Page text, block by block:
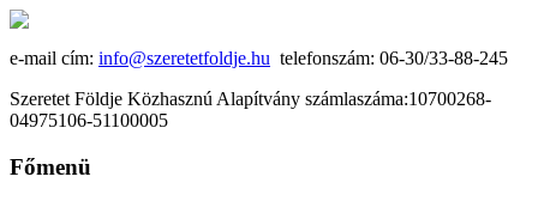
e-mail cím: info@szeretetfoldje.hu telefonszám: 06-30/33-88-245
Szeretet Földje Közhasznú Alapítvány számlaszáma:10700268-
04975106-51100005
Főmenü